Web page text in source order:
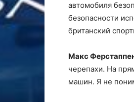
автомобиля
безопасности
британский
Макс
черепахи. На
машин. Я не